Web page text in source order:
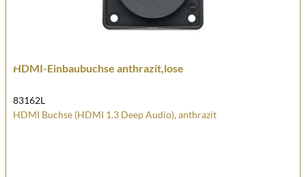
HDMI-Einbaubuchse anthrazit,lose
83162L
HDMI Buchse (HDMI 1.3 Deep Audio), anthrazit